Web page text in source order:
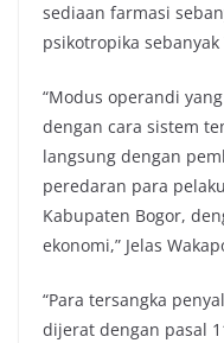
sediaan farmasi
psikotropika
“Modus operandi
dengan cara sistem
langsung dengan
peredaran para
Kabupaten Bogor,
ekonomi,” Jelas
“Para tersangka
dijerat dengan pasal